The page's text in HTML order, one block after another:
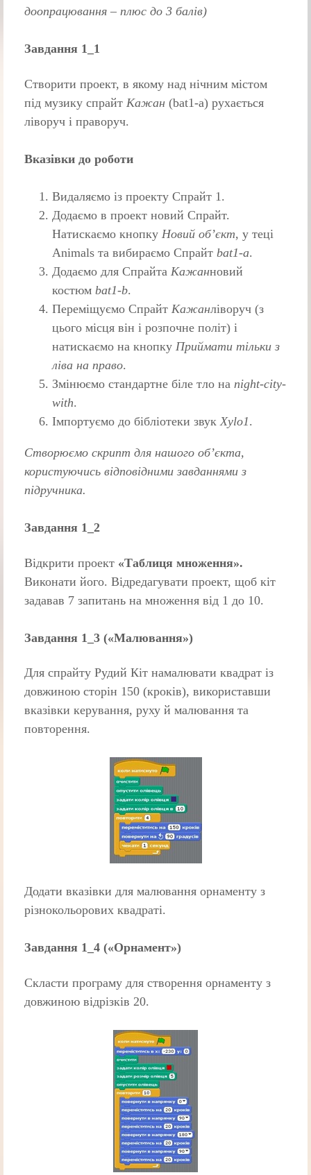
доопрацювання – плюс до 3 балів)
Завдання 1_1
Створити проект, в якому над нічним містом
під музику спрайт Кажан (bat1-a) рухається
ліворуч і праворуч.
Вказівки до роботи
Видаляємо із проекту Спрайт 1.
Додаємо в проект новий Cпрайт.
Натискаємо кнопку Новий об’єкт, у теці
Animals та вибираємо Спрайт bat1-a.
Додаємо для Спрайта Кажанновий
костюм bat1-b.
Переміщуємо Спрайт Кажанліворуч (з
цього місця він і розпочне політ) і
натискаємо на кнопку Приймати тільки з
ліва на право.
Змінюємо стандартне біле тло на night-city-
with.
Імпортуємо до бібліотеки звук Xylo1.
Створюємо скрипт для нашого об’єкта,
користуючись відповідними завданнями з
підручника.
Завдання 1_2
Відкрити проект «Таблиця множення».
Виконати його. Відредагувати проект, щоб кіт
задавав 7 запитань на множення від 1 до 10.
Завдання 1_3 («Малювання»)
Для спрайту Рудий Кіт намалювати квадрат із
довжиною сторін 150 (кроків), використавши
вказівки керування, руху й малювання та
повторення.
Додати вказівки для малювання орнаменту з
різнокольорових квадраті.
Завдання 1_4 («Орнамент»)
Скласти програму для створення орнаменту з
довжиною відрізків 20.